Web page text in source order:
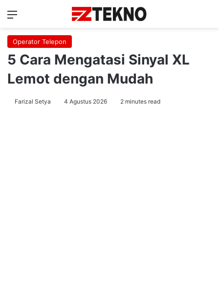
Menu
Operator Telepon
5 Cara Mengatasi Sinyal XL
Lemot dengan Mudah
Farizal Setya 4 Agustus 2026 2 minutes read